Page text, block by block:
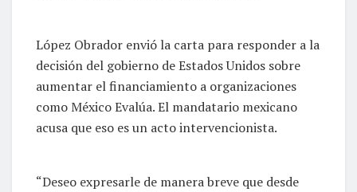
López Obrador envió la carta para responder a la
decisión del gobierno de Estados Unidos sobre
aumentar el financiamiento a organizaciones
como México Evalúa. El mandatario mexicano
acusa que eso es un acto intervencionista.
“Deseo expresarle de manera breve que desde